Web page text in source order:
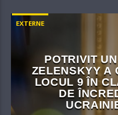
EXTERNE
POTRIVIT
ZELENSKYY A
LOCUL 9 ÎN
DE